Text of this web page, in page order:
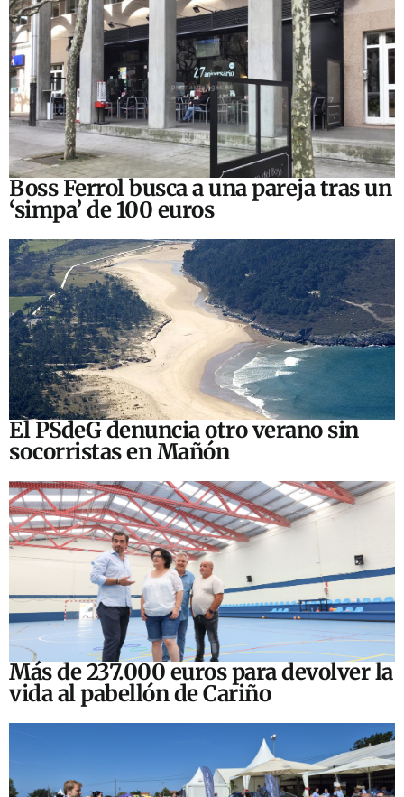
Boss Ferrol busca a una pareja tras un
‘simpa’ de 100 euros
El PSdeG denuncia otro verano sin
socorristas en Mañón
Más de 237.000 euros para devolver la
vida al pabellón de Cariño